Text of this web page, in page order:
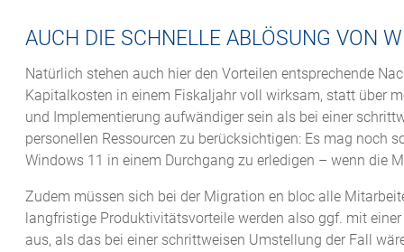
AUCH DIE SCHNELLE ABLÖSUNG VON
Natürlich stehen auch hier den Vorteilen entsprechende
Kapitalkosten in einem Fiskaljahr voll wirksam, statt über
und Implementierung aufwändiger sein als bei einer
personellen Ressourcen zu berücksichtigen: Es mag noch
Windows 11 in einem Durchgang zu erledigen – wenn die
Zudem müssen sich bei der Migration en bloc alle
langfristige Produktivitätsvorteile werden also ggf. mit
aus, als das bei einer schrittweisen Umstellung der Fall